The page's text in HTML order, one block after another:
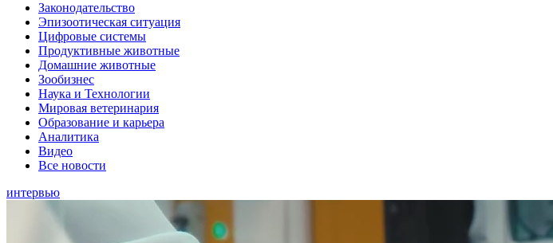
Законодательство
Эпизоотическая ситуация
Цифровые системы
Продуктивные животные
Домашние животные
Зообизнес
Наука и Технологии
Мировая ветеринария
Образование и карьера
Аналитика
Видео
Все новости
интервью